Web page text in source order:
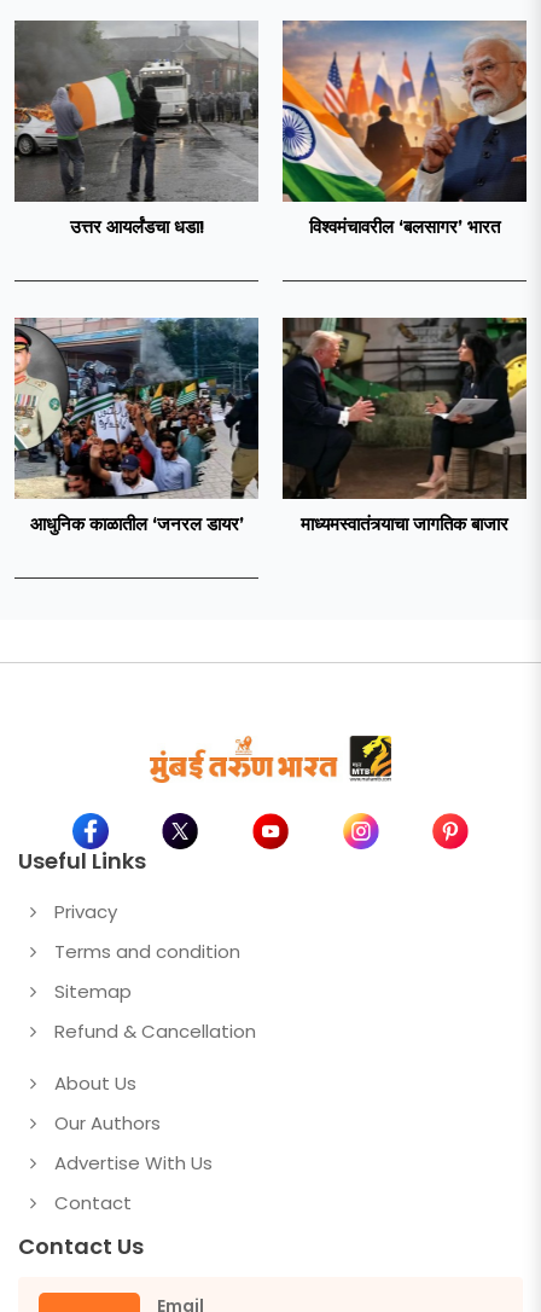
उत्तर आयर्लंडचा धडा! विश्वमंचावरील ‘बलसागर’ भारत
आधुनिक काळातील ‘जनरल डायर’ माध्यमस्वातंत्र्याचा जागतिक बाजार
Useful Links
Privacy
Terms and condition
Sitemap
Refund & Cancellation
About Us
Our Authors
Advertise With Us
Contact
Contact Us
Email